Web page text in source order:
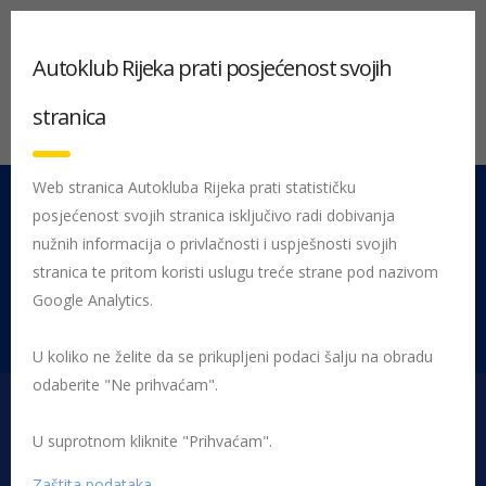
051 212 442 Centrala
Pon - Pet 08:00 - 16:00
Rujevica 9/1, 51000 Rijeka
Početna Posljednje objavljene novosti
Autoklub Rijeka prati posjećenost svojih
stranica
Web stranica Autokluba Rijeka prati statističku
posjećenost svojih stranica isključivo radi dobivanja
nužnih informacija o privlačnosti i uspješnosti svojih
stranica te pritom koristi uslugu treće strane pod nazivom
Google Analytics.
U koliko ne želite da se prikupljeni podaci šalju na obradu
odaberite "Ne prihvaćam".
U suprotnom kliknite "Prihvaćam".